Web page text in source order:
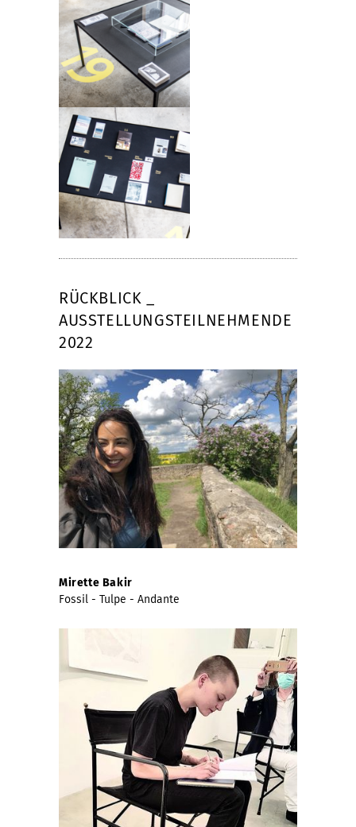
RÜCKBLICK _
AUSSTELLUNGSTEILNEHMENDE
2022
Mirette Bakir
Fossil - Tulpe - Andante